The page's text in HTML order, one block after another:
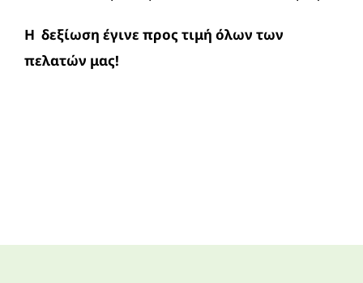
Η δεξίωση έγινε προς τιμή όλων των
πελατών μας!